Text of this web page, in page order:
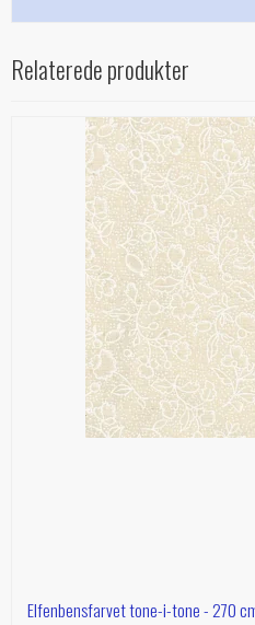
Relaterede produkter
Elfenbensfarvet tone-i-tone - 270